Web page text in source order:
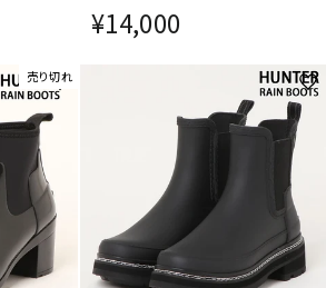
¥14,000
売り切れ